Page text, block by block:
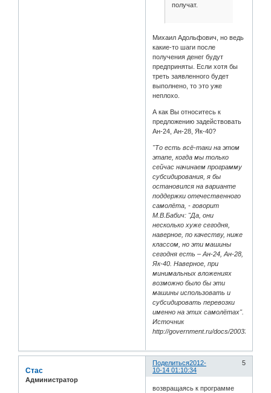
получат.
Михаил Адольфович, но ведь
какие-то шаги после
получения денег будут
предприняты. Если хотя бы
треть заявленного будет
выполнено, то это уже
неплохо.
А как Вы относитесь к
предложению задействовать
Ан-24, Ан-28, Як-40?
"То есть всё-таки на этом
этапе, когда мы только
сейчас начинаем программу
субсидирования, я бы
остановился на варианте
поддержки отечественного
самолёта, - говорит
М.В.Бабич: "Да, они
несколько хуже сегодня,
наверное, по качеству, ниже
классом, но эти машины
сегодня есть – Ан-24, Ан-28,
Як-40. Наверное, при
минимальных вложениях
возможно было бы эти
машины использовать и
субсидировать перевозки
именно на этих самолётах".
Источник
http://government.ru/docs/20033/
Поделиться 5
2012-
10-14 01:10:34
Стас
Администратор
возвращаясь к программе